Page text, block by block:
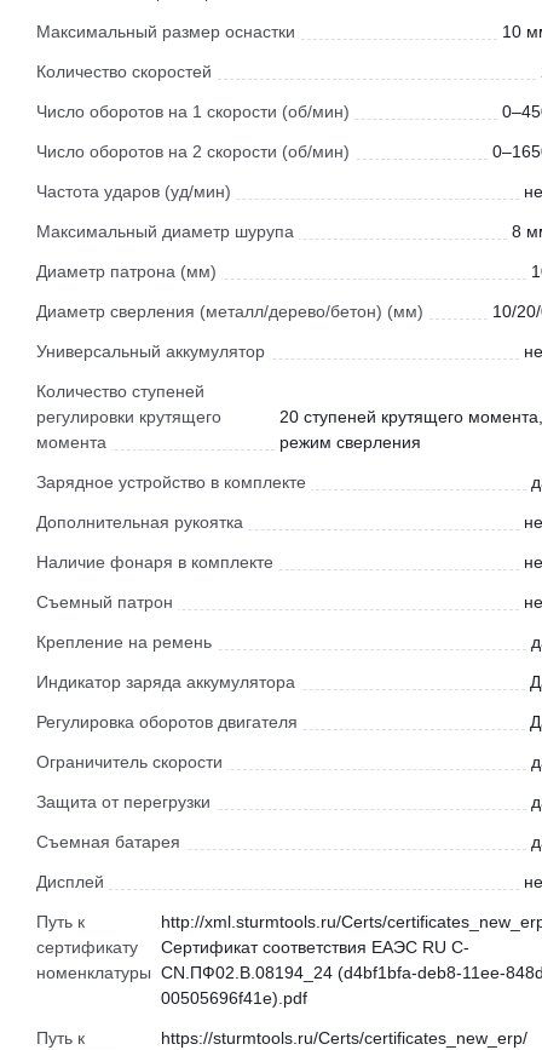
Максимальный размер оснастки 10
Количество скоростей
Число оборотов на 1 скорости (об/мин)
Число оборотов на 2 скорости (об/мин)
Частота ударов (уд/мин)
Максимальный диаметр шурупа 8
Диаметр патрона (мм)
Диаметр сверления (металл/дерево/бетон) (мм) 10/
Универсальный аккумулятор
Количество ступеней
регулировки крутящего
момента
20 ступеней крутящего момента,
режим сверления
Зарядное устройство в комплекте
Дополнительная рукоятка
Наличие фонаря в комплекте
Съемный патрон
Крепление на ремень
Индикатор заряда аккумулятора
Регулировка оборотов двигателя
Ограничитель скорости
Защита от перегрузки
Съемная батарея
Дисплей
Путь к
сертификату
номенклатуры
http://xml.sturmtools.ru/Certs/
Сертификат соответствия ЕАЭС RU С-
CN.ПФ02.В.08194_24 (d4bf1bfa-deb8-11ee-
00505696f41e).pdf
Путь к
https://sturmtools.ru/Certs/certificates_new_erp/